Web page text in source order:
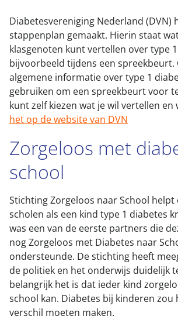
Diabetesvereniging Nederland (DVN)
stappenplan gemaakt. Hierin staat
klasgenoten kunt vertellen over type
bijvoorbeeld tijdens een spreekbeurt.
algemene informatie over type 1
gebruiken om een spreekbeurt voor
kunt zelf kiezen wat je wil vertellen en
het op de website van DVN
Zorgeloos met
school
Stichting Zorgeloos naar School helpt
scholen als een kind type 1 diabetes
was een van de eerste partners die
nog Zorgeloos met Diabetes naar
ondersteunde. De stichting heeft
de politiek en het onderwijs duidelijk
belangrijk het is dat ieder kind
school kan. Diabetes bij kinderen zou
verschil moeten maken.